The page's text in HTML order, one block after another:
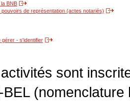
BNB
de représentation (actes notariés)
gérer - s'identifier
sont
BEL